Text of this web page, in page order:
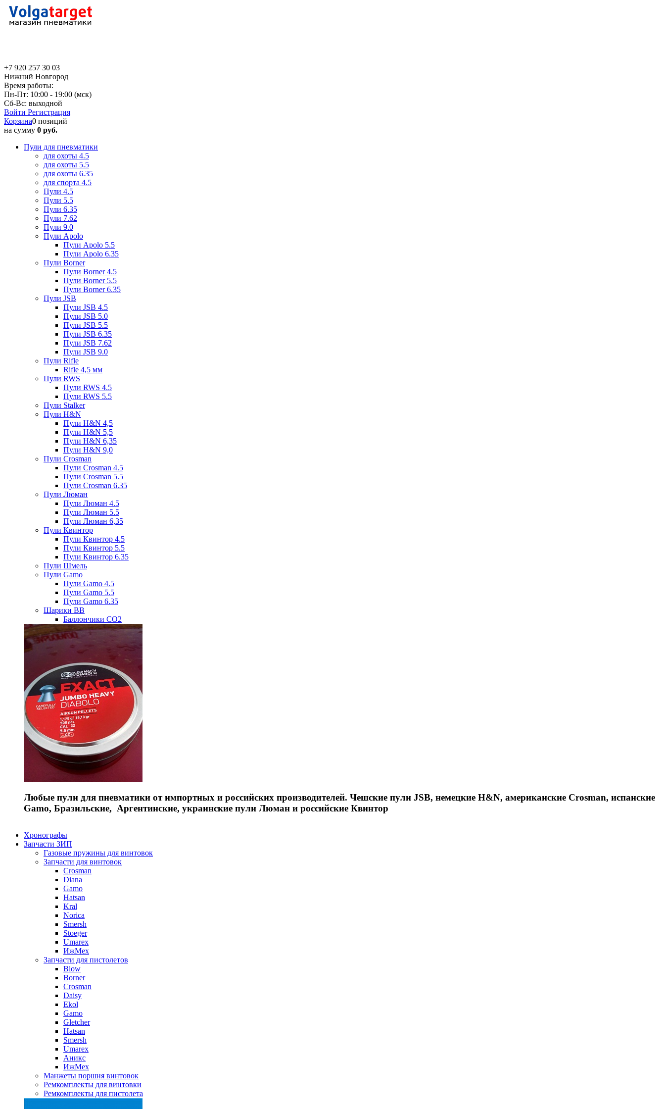
+7 920 257 30 03
Нижний Новгород
Время работы:
Пн-Пт: 10:00 - 19:00 (мск)
Сб-Вс: выходной
Войти Регистрация
Корзина0 позиций
на сумму 0 руб.
Пули для пневматики
для охоты 4.5
для охоты 5.5
для охоты 6.35
для спорта 4.5
Пули 4.5
Пули 5.5
Пули 6.35
Пули 7.62
Пули 9.0
Пули Apolo
Пули Apolo 5.5
Пули Apolo 6.35
Пули Borner
Пули Borner 4.5
Пули Borner 5.5
Пули Borner 6.35
Пули JSB
Пули JSB 4.5
Пули JSB 5.0
Пули JSB 5.5
Пули JSB 6.35
Пули JSB 7.62
Пули JSB 9.0
Пули Rifle
Rifle 4,5 мм
Пули RWS
Пули RWS 4.5
Пули RWS 5.5
Пули Stalker
Пули H&N
Пули H&N 4,5
Пули H&N 5,5
Пули H&N 6,35
Пули H&N 9,0
Пули Crosman
Пули Crosman 4.5
Пули Crosman 5.5
Пули Crosman 6.35
Пули Люман
Пули Люман 4.5
Пули Люман 5.5
Пули Люман 6,35
Пули Квинтор
Пули Квинтор 4.5
Пули Квинтор 5.5
Пули Квинтор 6.35
Пули Шмель
Пули Gamo
Пули Gamo 4.5
Пули Gamo 5.5
Пули Gamo 6.35
Шарики BB
Баллончики CO2
Любые пули для пневматики от импортных и российских производителей. Чешские пули JSB, немецкие H&N, американские Crosman, испанские
Gamo, Бразильские, Аргентинские, украинские пули Люман и российские Квинтор
Хронографы
Запчасти ЗИП
Газовые пружины для винтовок
Запчасти для винтовок
Crosman
Diana
Gamo
Hatsan
Kral
Norica
Smersh
Stoeger
Umarex
ИжМех
Запчасти для пистолетов
Blow
Borner
Crosman
Daisy
Ekol
Gamo
Gletcher
Hatsan
Smersh
Umarex
Аникс
ИжМех
Манжеты поршня винтовок
Ремкомплекты для винтовки
Ремкомплекты для пистолета